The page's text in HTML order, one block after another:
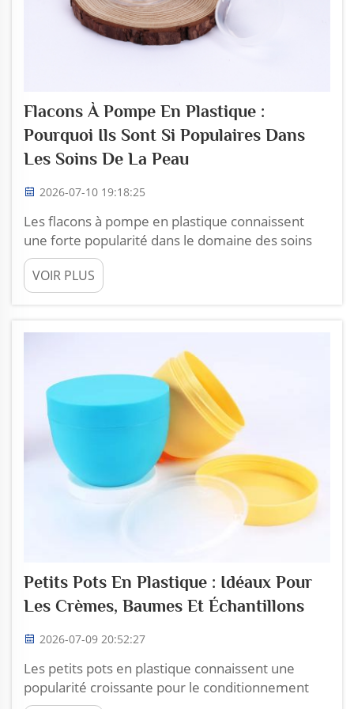
Flacons À Pompe En Plastique :
Pourquoi Ils Sont Si Populaires Dans
Les Soins De La Peau
2026-07-10 19:18:25
Les flacons à pompe en plastique connaissent
une forte popularité dans le domaine des soins
de la peau. Ils sont légers, faciles à manipuler et
respectueux de l’environnement. De
nombreuses personnes les apprécient, car ils
souhaitée de lotion ou de sérum, sans désordre.
VOIR PLUS
Petits Pots En Plastique : Idéaux Pour
Les Crèmes, Baumes Et Échantillons
2026-07-09 20:52:27
Les petits pots en plastique connaissent une
popularité croissante pour le conditionnement